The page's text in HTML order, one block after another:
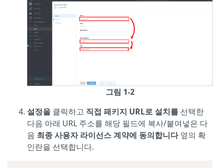
그림 1-2
설정을 클릭하고 직접 패키지 URL로 설치를 선택한
다음 아래 URL 주소를 해당 필드에 복사/붙여넣은 다
음 최종 사용자 라이선스 계약에 동의합니다옆의 확
인란을 선택합니다.